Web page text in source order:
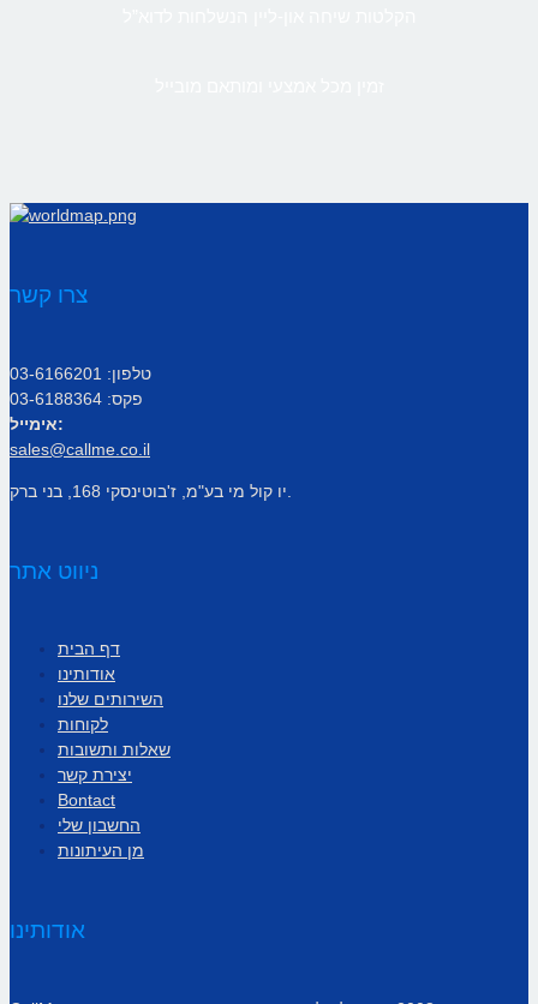
צרו קשר
טלפון: 03-6166201
פקס: 03-6188364
אימייל:
sales@callme.co.il
ניווט אתר
דף הבית
אודותינו
השירותים שלנו
לקוחות
שאלות ותשובות
יצירת קשר
Bontact
החשבון שלי
מן העיתונות
אודותינו